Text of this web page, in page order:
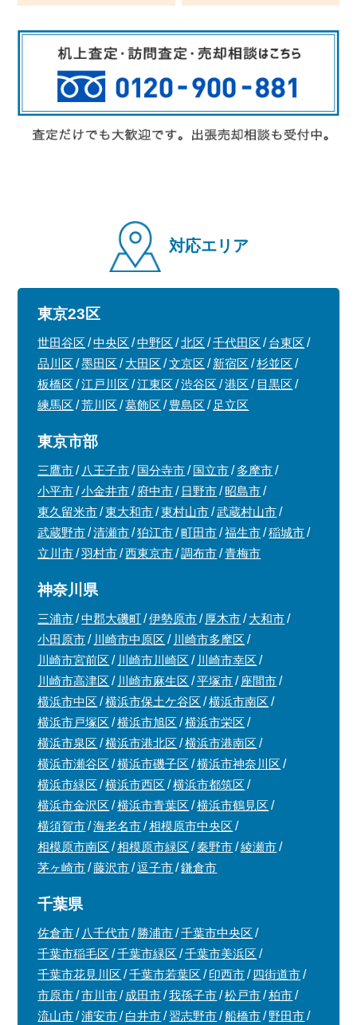
対応エリア
東京23区
世田谷区 中央区 中野区 北区 千代田区
台東区
品川区
墨田区 大田区 文京区 新宿区
杉並区
板橋区
江戸川区 江東区 渋谷区 港区
目黒区
練馬区
荒川区 葛飾区 豊島区 足立区
東京市部
三鷹市 八王子市 国分寺市 国立市
多摩市
小平市
小金井市 府中市 日野市
昭島市
東久留米市
東大和市 東村山市
武蔵村山市
武蔵野市
清瀬市 狛江市 町田市 福生市
稲城市
立川市
羽村市 西東京市 調布市 青梅市
神奈川県
三浦市 中郡大磯町 伊勢原市 厚木市
大和市
小田原市
川崎市中原区
川崎市多摩区
川崎市宮前区
川崎市川崎区
川崎市幸区
川崎市高津区
川崎市麻生区 平塚市
座間市
横浜市中区
横浜市保土ケ谷区
横浜市南区
横浜市戸塚区
横浜市旭区
横浜市栄区
横浜市泉区
横浜市港北区
横浜市港南区
横浜市瀬谷区
横浜市磯子区
横浜市神奈川区
横浜市緑区
横浜市西区
横浜市都筑区
横浜市金沢区
横浜市青葉区
横浜市鶴見区
横須賀市
海老名市
相模原市中央区
相模原市南区
相模原市緑区 秦野市
綾瀬市
茅ヶ崎市
藤沢市 逗子市 鎌倉市
千葉県
佐倉市 八千代市 勝浦市
千葉市中央区
千葉市稲毛区
千葉市緑区
千葉市美浜区
千葉市花見川区
千葉市若葉区 印西市
四街道市
市原市
市川市 成田市 我孫子市 松戸市
柏市
流山市
浦安市 白井市 習志野市 船橋市 野田市